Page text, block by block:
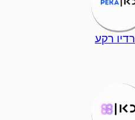
רדיו רקע